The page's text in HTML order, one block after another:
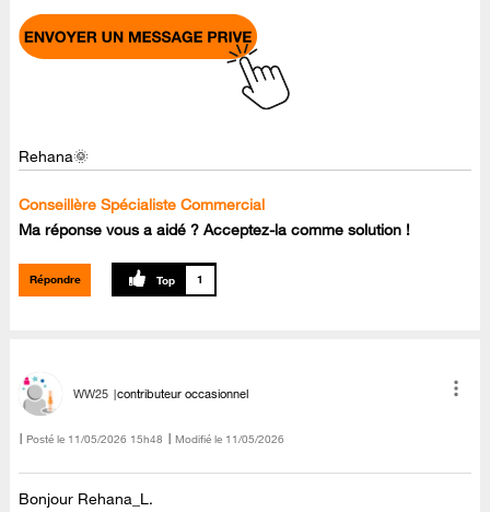
Rehana🌞
Conseillère Spécialiste Commercial
Ma réponse vous a aidé ? Acceptez-la comme solution !
Répondre 1
WW25 contributeur occasionnel
Posté le ‎11/05/2026 15h48 Modifié le 11/05/2026
Bonjour Rehana_L.